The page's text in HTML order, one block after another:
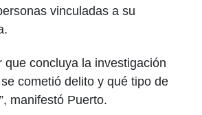
vinculadas a su
que concluya la investigación
cometió delito y qué tipo de
manifestó Puerto.